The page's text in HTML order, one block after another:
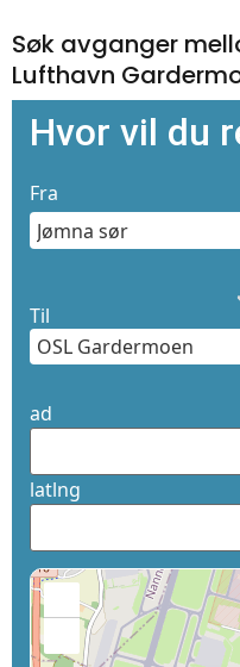
Søk avganger
Lufthavn
Hvor vil du
Fra
Til
ad
latlng